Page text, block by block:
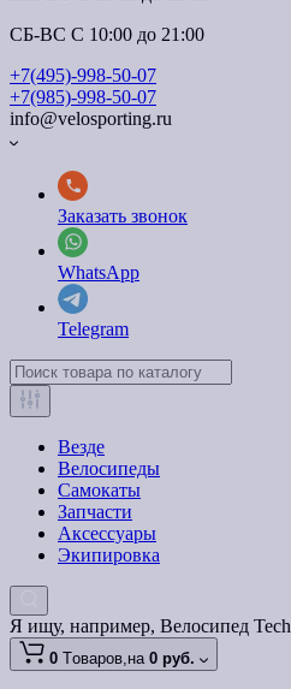
СБ-ВС С 10:00 до 21:00
+7(495)-998-50-07
+7(985)-998-50-07
info@velosporting.ru
Заказать звонок
WhatsApp
Telegram
Везде
Велосипеды
Самокаты
Запчасти
Аксессуары
Экипировка
Я ищу, например, Велосипед
0 Tоваров,на 0 руб.